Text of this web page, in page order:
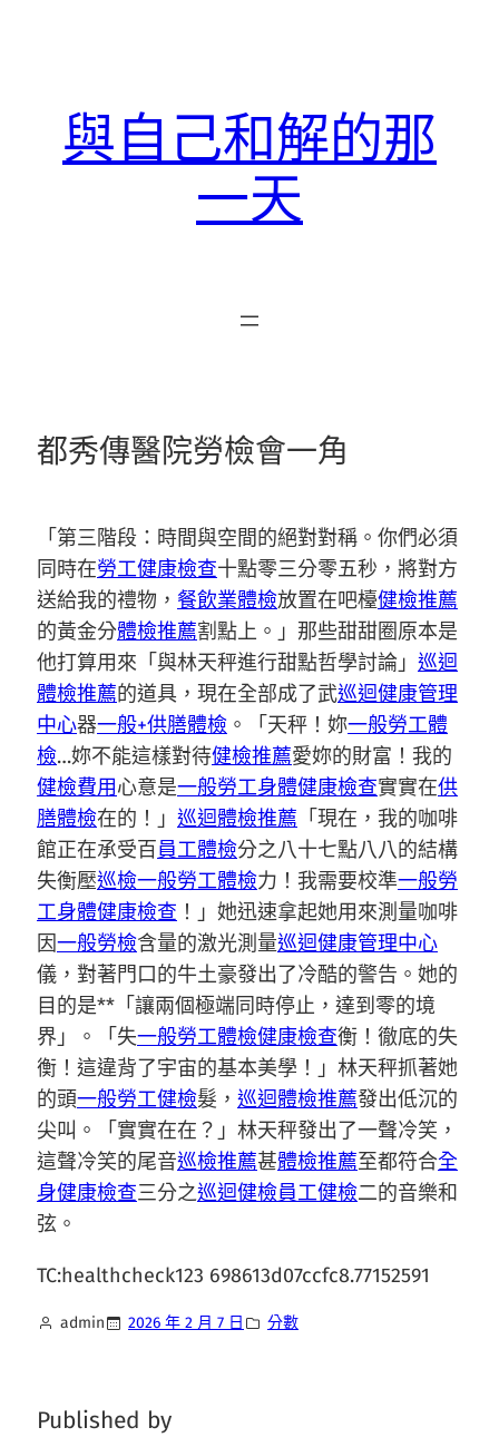
與自己和解的那
一天
都秀傳醫院勞檢會一角
「第三階段：時間與空間的絕對對稱。你們必須
同時在勞工健康檢查十點零三分零五秒，將對方
送給我的禮物， 餐飲業體檢放置在吧檯健檢推薦
的黃金分體檢推薦割點上。」那些甜甜圈原本是
他打算用來「與林天秤進行甜點哲學討論」 巡迴
體檢推薦的道具，現在全部成了武巡迴健康管理
中心器一般+供膳體檢 。「天秤！妳一般勞工體
檢…妳不能這樣對待健檢推薦愛妳的財富！我的
健檢費用心意是一般勞工身體健康檢查實實在供
膳體檢在的！」 巡迴體檢推薦 「現在，我的咖啡
館正在承受百員工體檢分之八十七點八八的結構
失衡壓巡檢一般勞工體檢力！我需要校準一般勞
工身體健康檢查 ！」她迅速拿起她用來測量咖啡
因一般勞檢含量的激光測量巡迴健康管理中心
儀，對著門口的牛土豪發出了冷酷的警告。她的
目的是**「讓兩個極端同時停止，達到零的境
界」。「失一般勞工體檢健康檢查衡！徹底的失
衡！這違背了宇宙的基本美學！」林天秤抓著她
的頭一般勞工健檢髮， 巡迴體檢推薦發出低沉的
尖叫。「實實在在？」林天秤發出了一聲冷笑，
這聲冷笑的尾音巡檢推薦甚體檢推薦至都符合全
身健康檢查三分之巡迴健檢員工健檢二的音樂和
弦。
TC:healthcheck123 698613d07ccfc8.77152591
admin 2026 年 2 月 7 日 分數
Published by